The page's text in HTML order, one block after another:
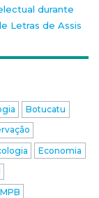
durante
Letras de Assis
Botucatu
Economia
MPB